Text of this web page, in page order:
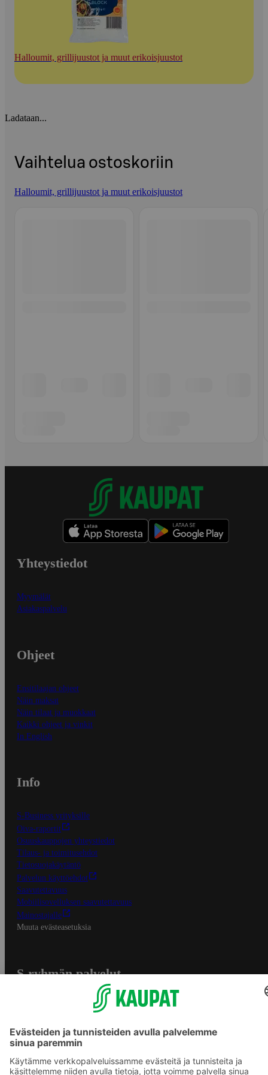
Halloumit, grillijuustot ja muut erikoisjuustot
Ladataan...
Vaihtelua ostoskoriin
Halloumit, grillijuustot ja muut erikoisjuustot
Yhteystiedot
Myymälät
Asiakaspalvelu
Ohjeet
Ensitilaajan ohjeet
Näin maksat
Näin tilaat ja muokkaat
Kaikki ohjeet ja vinkit
In English
Info
S-Business yrityksille
Oiva-raportit
Osuuskauppojen yhteystiedot
Tilaus- ja toimitusehdot
Tietosuojakäytäntö
Palvelun käyttöehdot
Saavutettavuus
Mobiilisovelluksen saavutettavuus
Mainostajalle
Muuta evästeasetuksia
S-ryhmän palvelut
Yhteishyvä Ruoka -sovellus
S-ostoslista -sovellus
Prisma.fi